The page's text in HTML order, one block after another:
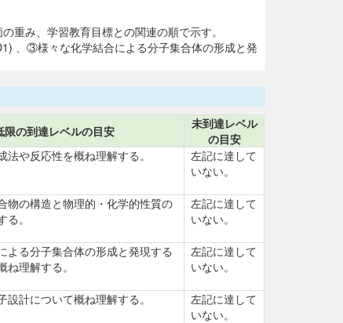
重み、学習教育目標との関連の順で示す。
、③様々な化学結合による分子集合体の形成と発
限の到達レベルの目安
未到達レベル
の目安
法や反応性を概ね理解する。
左記に達して
いない。
物の構造と物理的・化学的性質の
。
左記に達して
いない。
よる分子集合体の形成と発現する
理解する。
左記に達して
いない。
設計について概ね理解する。
左記に達して
いない。